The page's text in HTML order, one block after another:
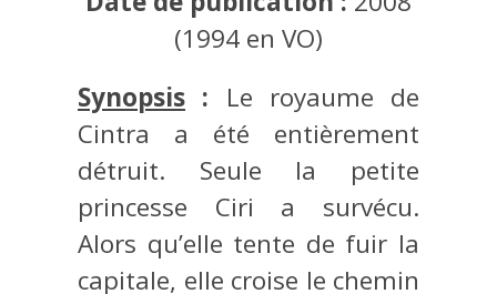
(1994 en VO)
Synopsis : Le royaume de
Cintra a été entièrement
détruit. Seule la petite
princesse Ciri a survécu.
Alors qu’elle tente de fuir la
capitale, elle croise le chemin